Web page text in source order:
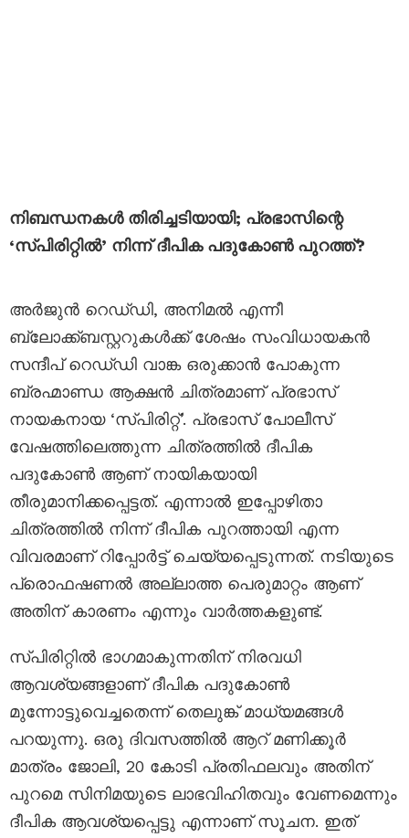
നിബന്ധനകൾ തിരിച്ചടിയായി; പ്രഭാസിന്റെ
‘സ്പിരിറ്റിൽ’ നിന്ന് ദീപിക പദുകോൺ പുറത്ത്?
അർജുൻ റെഡ്‌ഡി, അനിമൽ എന്നീ
ബ്ലോക്ക്ബസ്റ്ററുകൾക്ക് ശേഷം സംവിധായകൻ
സന്ദീപ് റെഡ്‌ഡി വാങ്ക ഒരുക്കാൻ പോകുന്ന
ബ്രഹ്മാണ്ഡ ആക്ഷൻ ചിത്രമാണ് പ്രഭാസ്
നായകനായ ‘സ്പിരിറ്റ്’. പ്രഭാസ് പോലീസ്
വേഷത്തിലെത്തുന്ന ചിത്രത്തിൽ ദീപിക
പദുകോൺ ആണ് നായികയായി
തീരുമാനിക്കപ്പെട്ടത്. എന്നാൽ ഇപ്പോഴിതാ
ചിത്രത്തിൽ നിന്ന് ദീപിക പുറത്തായി എന്ന
വിവരമാണ് റിപ്പോർട്ട് ചെയ്യപ്പെടുന്നത്. നടിയുടെ
പ്രൊഫഷണൽ അല്ലാത്ത പെരുമാറ്റം ആണ്
അതിന് കാരണം എന്നും വാർത്തകളുണ്ട്.
സ്പിരിറ്റിൽ ഭാഗമാകുന്നതിന് നിരവധി
ആവശ്യങ്ങളാണ് ദീപിക പദുകോൺ
മുന്നോട്ടുവെച്ചതെന്ന് തെലുങ്ക് മാധ്യമങ്ങൾ
പറയുന്നു. ഒരു ദിവസത്തിൽ ആറ് മണിക്കൂർ
മാത്രം ജോലി, 20 കോടി പ്രതിഫലവും അതിന്
പുറമെ സിനിമയുടെ ലാഭവിഹിതവും വേണമെന്നും
ദീപിക ആവശ്യപ്പെട്ടു എന്നാണ് സൂചന. ഇത്